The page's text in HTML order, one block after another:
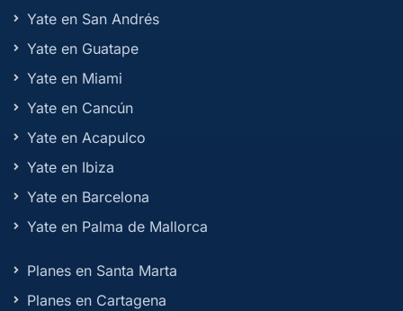
Yate en San Andrés
Yate en Guatape
Yate en Miami
Yate en Cancún
Yate en Acapulco
Yate en Ibiza
Yate en Barcelona
Yate en Palma de Mallorca
Planes en Santa Marta
Planes en Cartagena